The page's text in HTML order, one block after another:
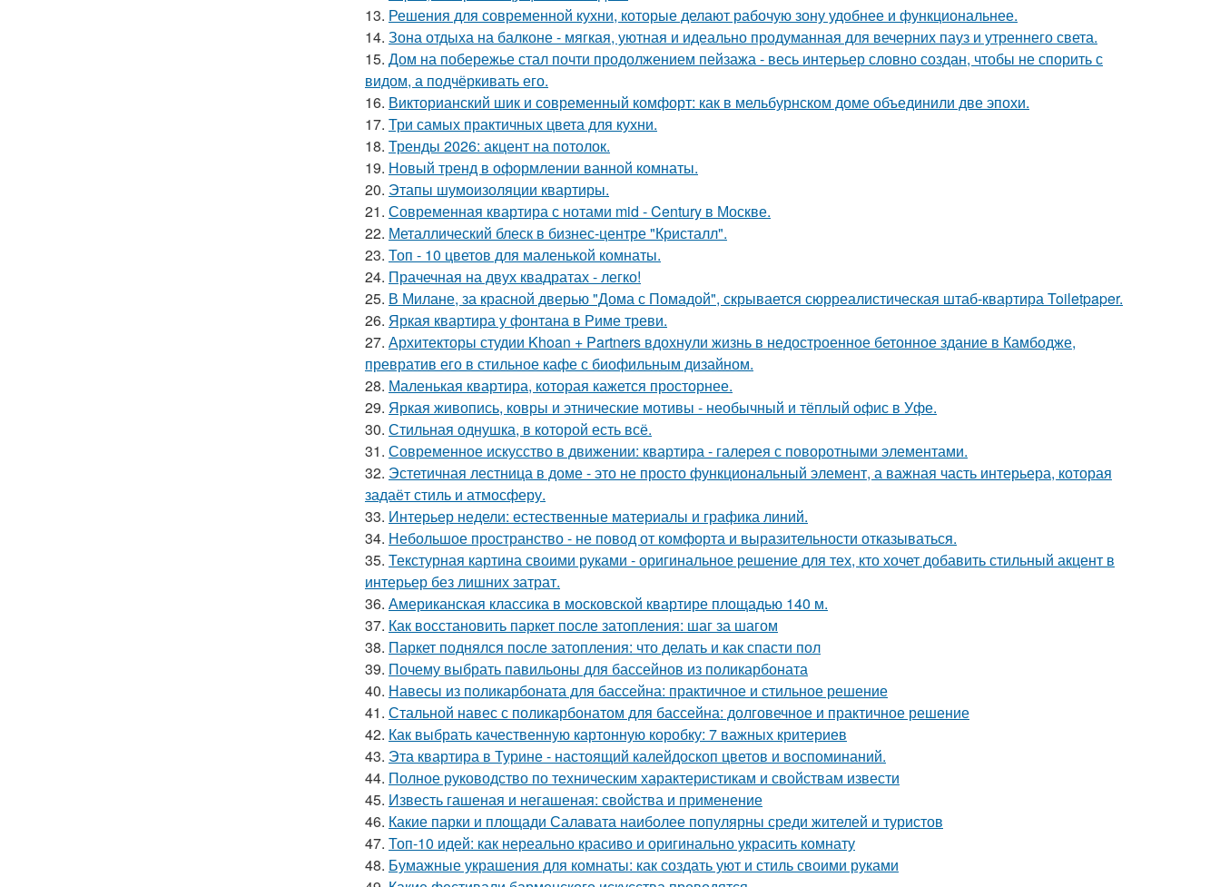
13. Решения для современной кухни, которые делают рабочую зону удобнее и функциональнее.
14. Зона отдыха на балконе - мягкая, уютная и идеально продуманная для вечерних пауз и утреннего света.
15. Дом на побережье стал почти продолжением пейзажа - весь интерьер словно создан, чтобы не спорить с
видом, а подчёркивать его.
16. Викторианский шик и современный комфорт: как в мельбурнском доме объединили две эпохи.
17. Три самых практичных цвета для кухни.
18. Тренды 2026: акцент на потолок.
19. Новый тренд в оформлении ванной комнаты.
20. Этапы шумоизоляции квартиры.
21. Современная квартира с нотами mid - Century в Москве.
22. Металлический блеск в бизнес-центре "Кристалл".
23. Топ - 10 цветов для маленькой комнаты.
24. Прачечная на двух квадратах - легко!
25. В Милане, за красной дверью "Дома с Помадой", скрывается сюрреалистическая штаб-квартира Toiletpaper.
26. Яркая квартира у фонтана в Риме треви.
27. Архитекторы студии Khoan + Partners вдохнули жизнь в недостроенное бетонное здание в Камбодже,
превратив его в стильное кафе с биофильным дизайном.
28. Маленькая квартира, которая кажется просторнее.
29. Яркая живопись, ковры и этнические мотивы - необычный и тёплый офис в Уфе.
30. Стильная однушка, в которой есть всё.
31. Современное искусство в движении: квартира - галерея с поворотными элементами.
32. Эстетичная лестница в доме - это не просто функциональный элемент, а важная часть интерьера, которая
задаёт стиль и атмосферу.
33. Интерьер недели: естественные материалы и графика линий.
34. Небольшое пространство - не повод от комфорта и выразительности отказываться.
35. Текстурная картина своими руками - оригинальное решение для тех, кто хочет добавить стильный акцент в
интерьер без лишних затрат.
36. Американская классика в московской квартире площадью 140 м.
37. Как восстановить паркет после затопления: шаг за шагом
38. Паркет поднялся после затопления: что делать и как спасти пол
39. Почему выбрать павильоны для бассейнов из поликарбоната
40. Навесы из поликарбоната для бассейна: практичное и стильное решение
41. Стальной навес с поликарбонатом для бассейна: долговечное и практичное решение
42. Как выбрать качественную картонную коробку: 7 важных критериев
43. Эта квартира в Турине - настоящий калейдоскоп цветов и воспоминаний.
44. Полное руководство по техническим характеристикам и свойствам извести
45. Известь гашеная и негашеная: свойства и применение
46. Какие парки и площади Салавата наиболее популярны среди жителей и туристов
47. Топ-10 идей: как нереально красиво и оригинально украсить комнату
48. Бумажные украшения для комнаты: как создать уют и стиль своими руками